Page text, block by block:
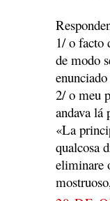
1/ o facto
de modo
2/ o meu
andava lá
«La
qualcosa
eliminare